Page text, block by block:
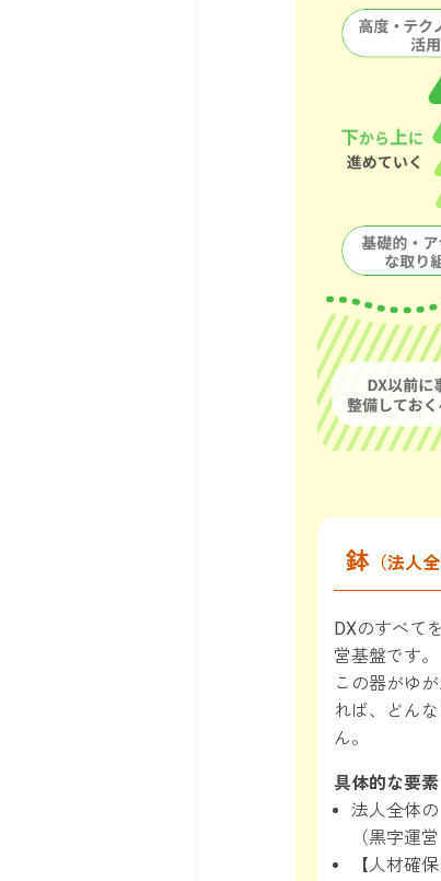
鉢（法人全
DXのすべて
営基盤です。
この器がゆ
れば、どん
ん。
具体的な要素
法人全体の
（黒字運
【人材確